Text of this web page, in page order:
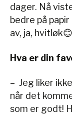
dager. Nå
bedre på
av, ja, hvitløk😊
Hva er din
– Jeg liker
når det
som er godt!